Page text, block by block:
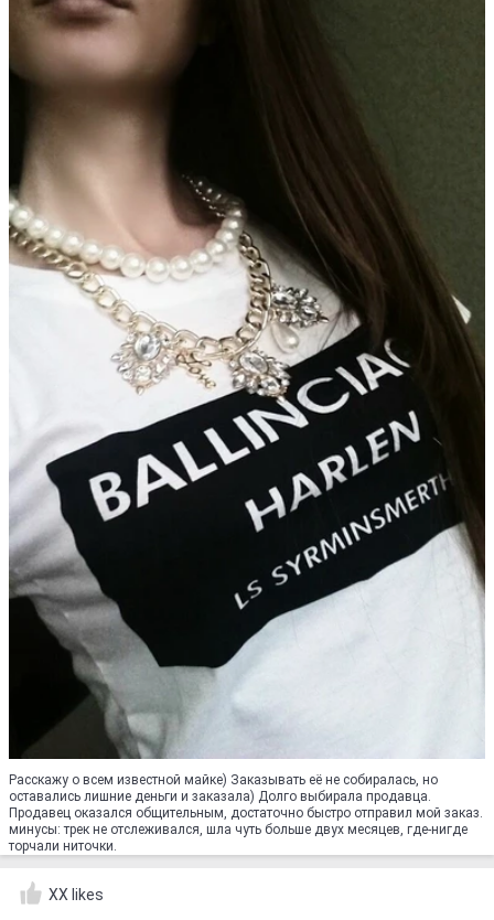
Расскажу о всем известной майке) Заказывать её не собиралась, но
оставались лишние деньги и заказала) Долго выбирала продавца.
Продавец оказался общительным, достаточно быстро отправил мой заказ.
минусы: трек не отслеживался, шла чуть больше двух месяцев, где-нигде
торчали ниточки.
XX likes